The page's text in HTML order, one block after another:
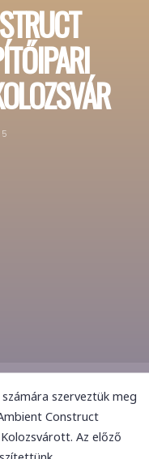
szerveztük meg
Construct
Az előző